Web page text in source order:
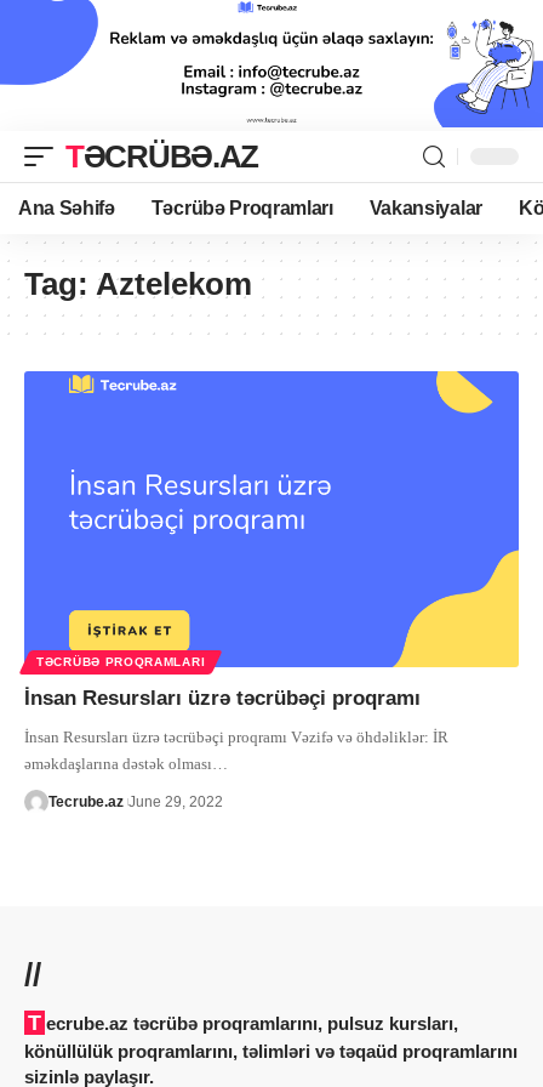
TƏCRÜBƏ.AZ
Ana Səhifə Təcrübə Proqramları Vakansiyalar
Tag: Aztelekom
TƏCRÜBƏ PROQRAMLARI
İnsan Resursları üzrə təcrübəçi proqramı
İnsan Resursları üzrə təcrübəçi proqramı Vəzifə və öhdəliklər: İR
əməkdaşlarına dəstək olması…
Tecrube.az June 29, 2022
//
Tecrube.az təcrübə proqramlarını, pulsuz kursları,
könüllülük proqramlarını, təlimləri və təqaüd proqramlarını
sizinlə paylaşır.